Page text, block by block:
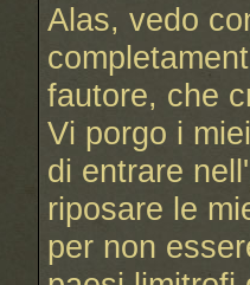
Alas, vedo
fautore, che
Vi porgo i
di entrare
riposare le
per non